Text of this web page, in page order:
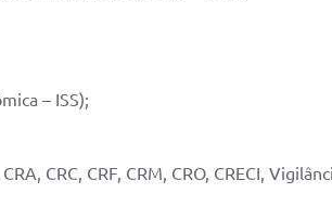
– ISS);
CRC, CRF, CRM, CRO, CRECI,